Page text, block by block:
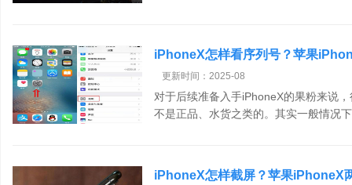
iPhoneX怎样看序列号？苹果
更新时间：2025-08
对于后续准备入手iPhoneX的果粉来说
不是正品、水货之类的。其实一般情况
iPhoneX怎样截屏？苹果iPhoneX